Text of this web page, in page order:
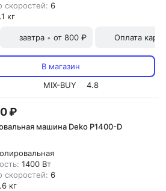
скоростей: 6
кг
завтра • от 800 ₽ Оплата
В магазин
MIX-BUY
4.8
₽
машина Deko P1400-D
1400 Вт
скоростей: 6
кг